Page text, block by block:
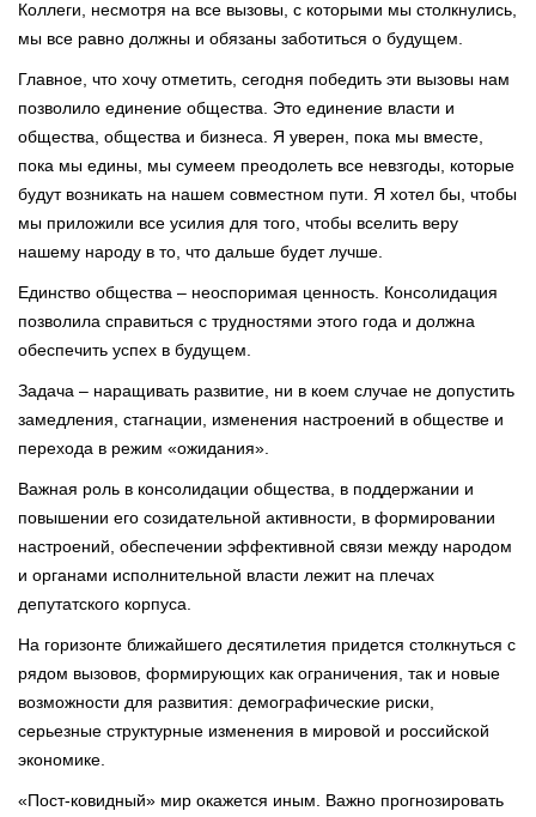
Коллеги, несмотря на все вызовы, с которыми мы столкнулись,
мы все равно должны и обязаны заботиться о будущем.
Главное, что хочу отметить, сегодня победить эти вызовы нам
позволило единение общества. Это единение власти и
общества, общества и бизнеса. Я уверен, пока мы вместе,
пока мы едины, мы сумеем преодолеть все невзгоды, которые
будут возникать на нашем совместном пути. Я хотел бы, чтобы
мы приложили все усилия для того, чтобы вселить веру
нашему народу в то, что дальше будет лучше.
Единство общества – неоспоримая ценность. Консолидация
позволила справиться с трудностями этого года и должна
обеспечить успех в будущем.
Задача – наращивать развитие, ни в коем случае не допустить
замедления, стагнации, изменения настроений в обществе и
перехода в режим «ожидания».
Важная роль в консолидации общества, в поддержании и
повышении его созидательной активности, в формировании
настроений, обеспечении эффективной связи между народом
и органами исполнительной власти лежит на плечах
депутатского корпуса.
На горизонте ближайшего десятилетия придется столкнуться с
рядом вызовов, формирующих как ограничения, так и новые
возможности для развития: демографические риски,
серьезные структурные изменения в мировой и российской
экономике.
«Пост-ковидный» мир окажется иным. Важно прогнозировать